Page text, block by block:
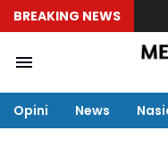
BREAKING NEWS
Opini News